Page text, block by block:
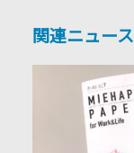
関連ニュース